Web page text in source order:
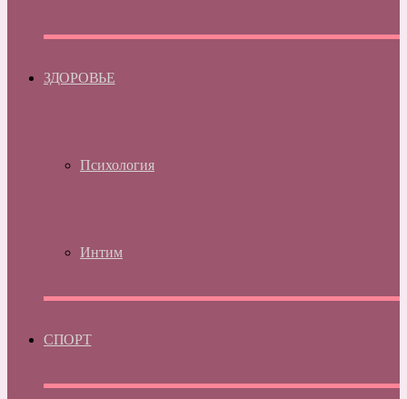
ЗДОРОВЬЕ
Психология
Интим
СПОРТ